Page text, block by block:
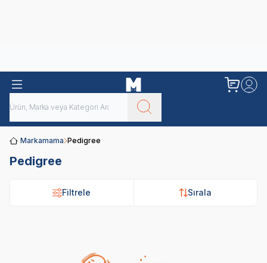
Markamama Pedigree
Pedigree
Filtrele Sırala